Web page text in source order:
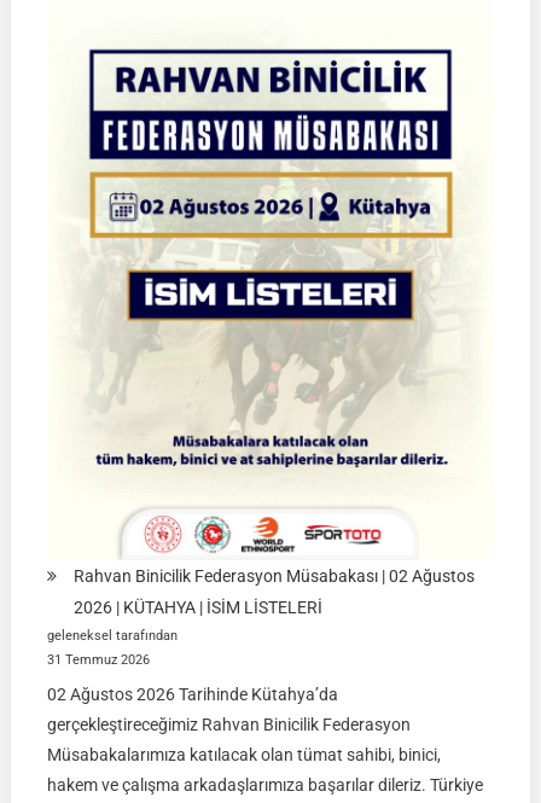
Türkiye
Şampiyonası
Yarı
Final
Müsabakaları
|
08-
09
2026
İSTANBUL
Rahvan Binicilik Federasyon Müsabakası | 02 Ağustos
2026 | KÜTAHYA | İSİM LİSTELERİ
geleneksel tarafından
31 Temmuz 2026
02 Ağustos 2026 Tarihinde Kütahya’da
gerçekleştireceğimiz Rahvan Binicilik Federasyon
Müsabakalarımıza katılacak olan tümat sahibi, binici,
hakem ve çalışma arkadaşlarımıza başarılar dileriz. Türkiye